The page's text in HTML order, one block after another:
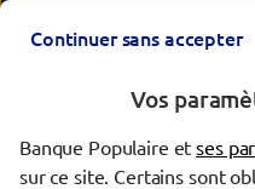
Saint-Lô
Valognes
Bricquebec-en-Cotentin
Continuer sans accepter
Vos
Banque Populaire etses
sur ce site. Certains sont